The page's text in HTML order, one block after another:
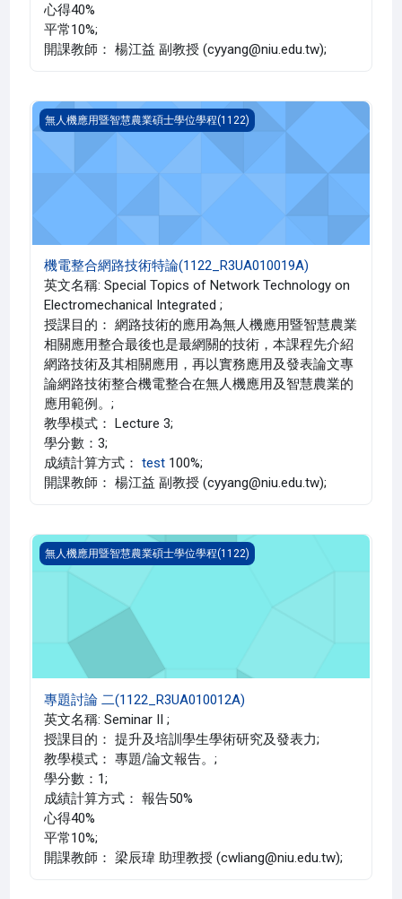
心得40%
平常10%;
開課教師： 楊江益 副教授 (cyyang@niu.edu.tw);
機電整合網路技術特論(1122_R3UA010019A)
無人機應用暨智慧農業碩士學位學程(1122)
機電整合網路技術特論(1122_R3UA010019A)
英文名稱: Special Topics of Network Technology on
Electromechanical Integrated ;
授課目的： 網路技術的應用為無人機應用暨智慧農業
相關應用整合最後也是最網關的技術，本課程先介紹
網路技術及其相關應用，再以實務應用及發表論文專
論網路技術整合機電整合在無人機應用及智慧農業的
應用範例。;
教學模式： Lecture 3;
學分數：3;
成績計算方式： test 100%;
開課教師： 楊江益 副教授 (cyyang@niu.edu.tw);
專題討論 二(1122_R3UA010012A)
無人機應用暨智慧農業碩士學位學程(1122)
專題討論 二(1122_R3UA010012A)
英文名稱: Seminar II ;
授課目的： 提升及培訓學生學術研究及發表力;
教學模式： 專題/論文報告。;
學分數：1;
成績計算方式： 報告50%
心得40%
平常10%;
開課教師： 梁辰瑋 助理教授 (cwliang@niu.edu.tw);